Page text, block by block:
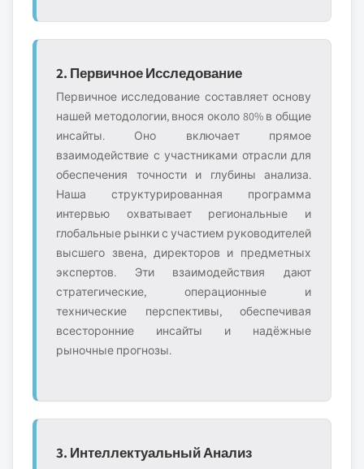
2. Первичное Исследование
Первичное исследование составляет основу
нашей методологии, внося около 80% в общие
инсайты. Оно включает прямое
взаимодействие с участниками отрасли для
обеспечения точности и глубины анализа.
Наша структурированная программа
интервью охватывает региональные и
глобальные рынки с участием руководителей
высшего звена, директоров и предметных
экспертов. Эти взаимодействия дают
стратегические, операционные и
технические перспективы, обеспечивая
всесторонние инсайты и надёжные
рыночные прогнозы.
3. Интеллектуальный Анализ